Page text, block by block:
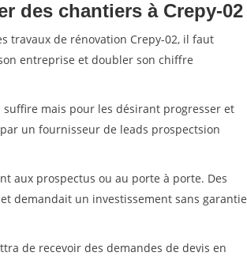
des chantiers à Crepy-02
travaux de rénovation Crepy-02, il faut
entreprise et doubler son chiffre
mais pour les désirant progresser et
un fournisseur de leads prospectsion
aux prospectus ou au porte à porte. Des
demandait un investissement sans garantie
de recevoir des demandes de devis en